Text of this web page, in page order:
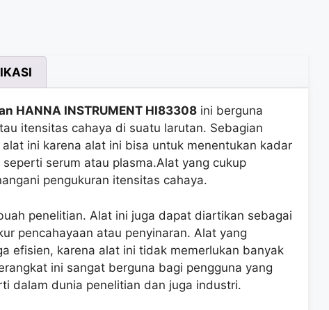
HANNA INSTRUMENT HI83308 ini berguna
itensitas cahaya di suatu larutan. Sebagian
ini karena alat ini bisa untuk menentukan kadar
serum atau plasma.Alat yang cukup
pengukuran itensitas cahaya.
penelitian. Alat ini juga dapat diartikan sebagai
pencahayaan atau penyinaran. Alat yang
efisien, karena alat ini tidak memerlukan banyak
ini sangat berguna bagi pengguna yang
dalam dunia penelitian dan juga industri.